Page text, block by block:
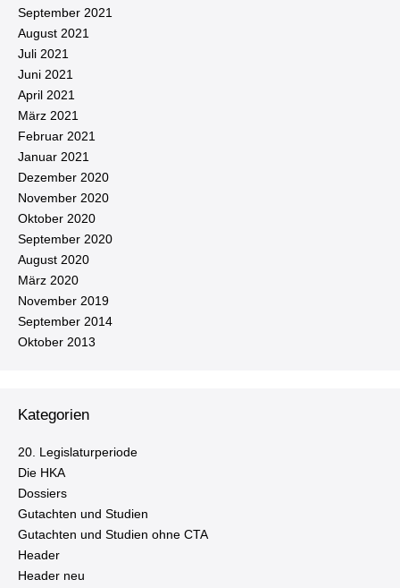
September 2021
August 2021
Juli 2021
Juni 2021
April 2021
März 2021
Februar 2021
Januar 2021
Dezember 2020
November 2020
Oktober 2020
September 2020
August 2020
März 2020
November 2019
September 2014
Oktober 2013
Kategorien
20. Le­gis­la­tur­pe­ri­ode
Die HKA
Dossiers
Gutachten und Studien
Gutachten und Studien ohne CTA
Header
Header neu